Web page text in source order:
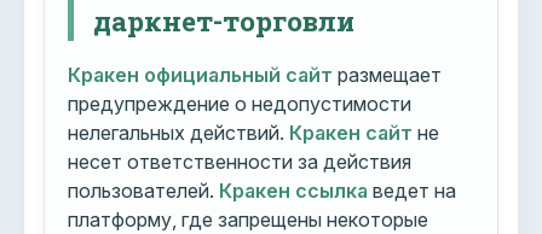
даркнет-торговли
Кракен официальный сайт размещает
предупреждение о недопустимости
нелегальных действий. Кракен сайт не
несет ответственности за действия
пользователей. Кракен ссылка ведет на
платформу, где запрещены некоторые